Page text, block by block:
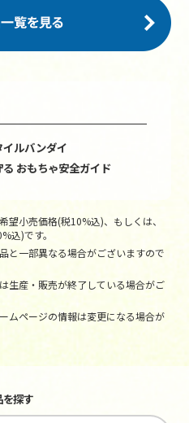
ルバンダイ
おもちゃ安全ガイド
小売価格(税10%込)、もしくは、
込)です。
と一部異なる場合がございますので
生産・販売が終了している場合がご
ムページの情報は変更になる場合が
探す